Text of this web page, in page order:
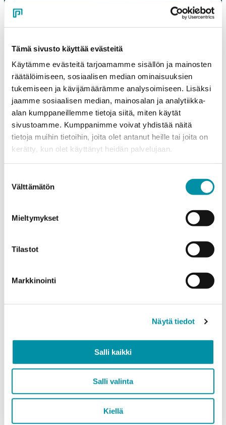
Tämä sivusto käyttää evästeitä
Käytämme evästeitä tarjoamamme sisällön ja mainosten
räätälöimiseen, sosiaalisen median ominaisuuksien
tukemiseen ja kävijämäärämme analysoimiseen. Lisäksi
jaamme sosiaalisen median, mainosalan ja analytiikka-
alan kumppaneillemme tietoja siitä, miten käytät
sivustoamme. Kumppanimme voivat yhdistää näitä
tietoja muihin tietoihin, joita olet antanut heille tai joita on
kerätty, kun olet käyttänyt heidän palvelujaan.
valinta
Välttämätön
Mieltymykset
Tilastot
Markkinointi
Näytä tiedot
Salli kaikki
Salli valinta
Kiellä
Phone
Products
Select a product and enter the order quantity in meters. Please
note that the selected quality determines the minimum order
weight.
Product*
Quantity (m)